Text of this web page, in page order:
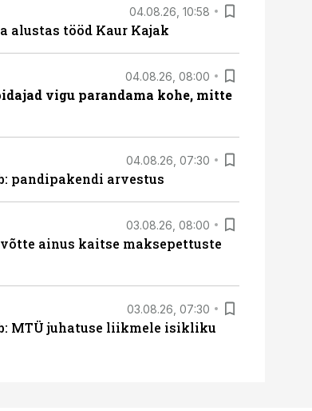
04.08.26, 10:58
alustas tööd Kaur Kajak
04.08.26, 08:00
vigu parandama kohe, mitte
04.08.26, 07:30
pandipakendi arvestus
03.08.26, 08:00
ainus kaitse maksepettuste
03.08.26, 07:30
MTÜ juhatuse liikmele isikliku